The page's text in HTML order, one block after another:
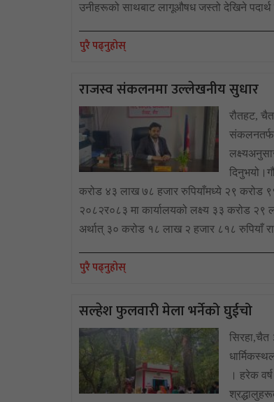
उनीहरूको साथबाट लागूऔषध जस्तो देखिने पदार्थ
पुरै पढ्नुहोस्
राजस्व संकलनमा उल्लेखनीय सुधार
रौतहट,
संकलनतर्फ
करोड ४३ लाख ७८ हजार रुपियाँमध्ये २९ करोड
२०८२र०८३ मा कार्यालयको लक्ष्य ३३ करोड
अर्थात् ३० करोड १८ लाख २ हजार ८१८ रुपियाँ
पुरै पढ्नुहोस्
सल्हेश फुलवारी मेला भर्नेको घुईचो
सिरहा,चैत
। हरेक